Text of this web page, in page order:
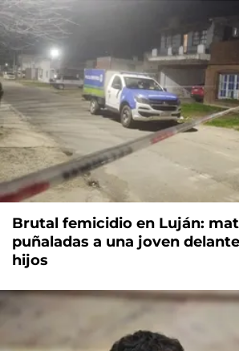
Brutal femicidio en Luján:
puñaladas a una joven
hijos